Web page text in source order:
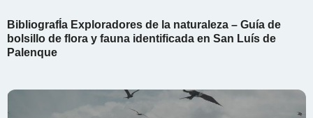
BibliografÍa Exploradores de la naturaleza – Guía de
bolsillo de flora y fauna identificada en San Luís de
Palenque